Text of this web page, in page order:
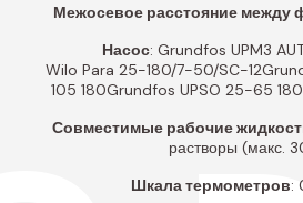
Межосевое расстояние между
Насос: Grundfos UPM3
Wilo Para 25-180/7-50/SC-
105 180Grundfos UPSO 25-65
Совместимые рабочие
растворы (макс.
Шкала термометров: